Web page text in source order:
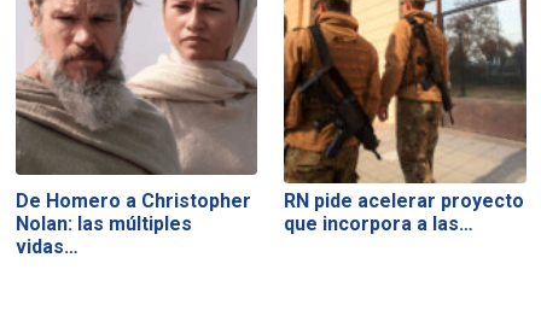
De Homero a Christopher
Nolan: las múltiples
vidas…
RN pide acelerar proyecto
que incorpora a las…